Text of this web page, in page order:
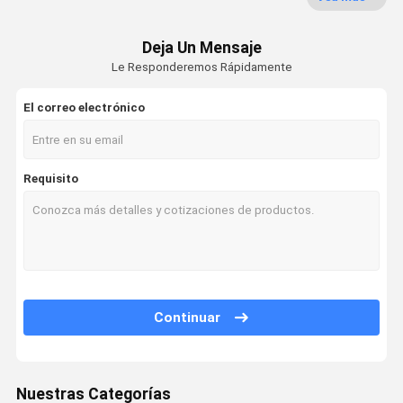
Puerta a prueba de fuego
Pared de división movible
Partición de pared operable
tabique colgante
Cabina telefónica insonorizada
Deja Un Mensaje
Le Responderemos Rápidamente
El correo electrónico
Requisito
Continuar
Nuestras Categorías